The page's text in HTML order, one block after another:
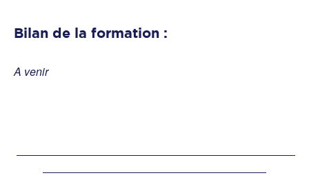
Bilan de la formation :
A venir